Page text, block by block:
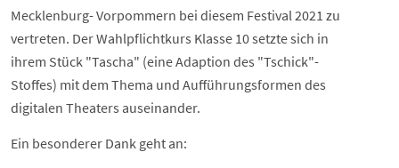
Mecklenburg- Vorpommern bei diesem Festival 2021 zu
vertreten. Der Wahlpflichtkurs Klasse 10 setzte sich in
ihrem Stück "Tascha" (eine Adaption des "Tschick"-
Stoffes) mit dem Thema und Aufführungsformen des
digitalen Theaters auseinander.
Ein besonderer Dank geht an: